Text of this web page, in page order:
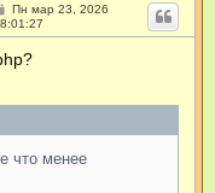
С
о
о
б
щ
и
Пн мар 23, 2026
что менее